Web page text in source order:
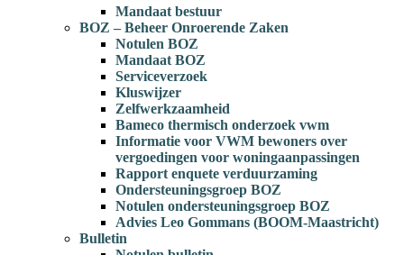
Mandaat bestuur
BOZ – Beheer Onroerende Zaken
Notulen BOZ
Mandaat BOZ
Serviceverzoek
Kluswijzer
Zelfwerkzaamheid
Bameco thermisch onderzoek vwm
Informatie voor VWM bewoners over
vergoedingen voor woningaanpassingen
Rapport enquete verduurzaming
Ondersteuningsgroep BOZ
Notulen ondersteuningsgroep BOZ
Advies Leo Gommans (BOOM-Maastricht)
Bulletin